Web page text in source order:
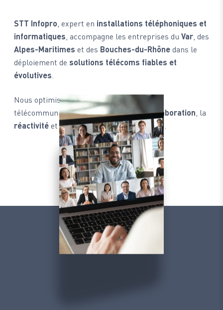
STT Infopro, expert en installations téléphoniques et
informatiques, accompagne les entreprises du Var, des
Alpes-Maritimes et des Bouches-du-Rhône dans le
déploiement de solutions télécoms fiables et
évolutives.
Nous optimisons vos infrastructures de
télécommunication pour améliorer lacollaboration, la
réactivité et laproductivitéde vos équipes.